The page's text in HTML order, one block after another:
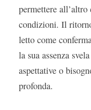
permettere
condizioni. Il
letto come
la sua assenza
aspettative o
profonda.